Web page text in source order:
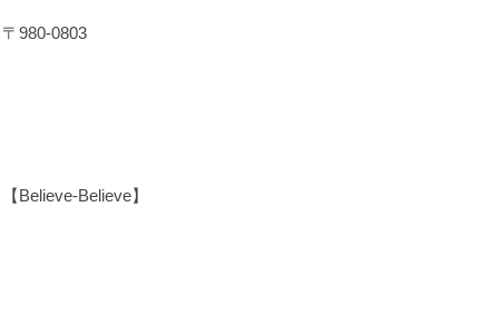
〒980-0803
【Believe-Believe】